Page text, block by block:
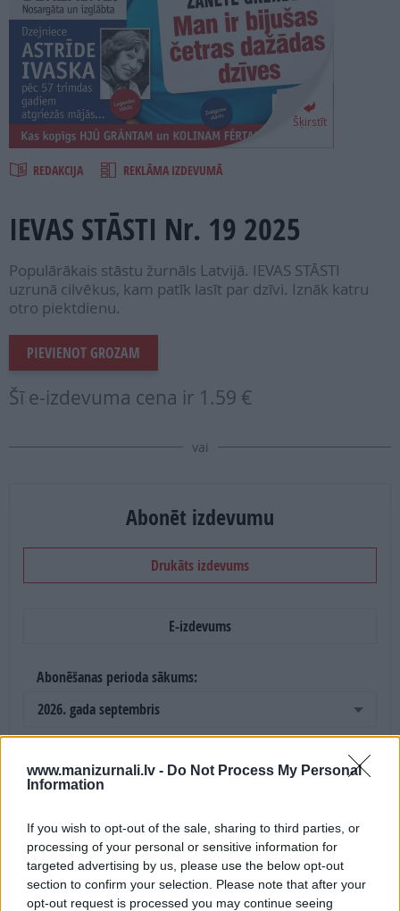
www.manizurnali.lv - Do Not Process My Personal
Information
If you wish to opt-out of the sale, sharing to third parties, or
processing of your personal or sensitive information for
targeted advertising by us, please use the below opt-out
section to confirm your selection. Please note that after your
opt-out request is processed you may continue seeing
SEARCH
Šķirstīt
REDAKCIJA REKLĀMA IZDEVUMĀ
IEVAS STĀSTI Nr. 19 2025
Populārākais stāstu žurnāls Latvijā. IEVAS STĀSTI
uzrunā cilvēkus, kam patīk lasīt par dzīvi. Iznāk katru
otro piektdienu.
PIEVIENOT GROZAM
Šī e-izdevuma cena ir 1.59 €
vai
Abonēt izdevumu
Drukāts izdevums
E-izdevums
Abonēšanas perioda sākums:
2026. gada septembris
Mēnešu skaits:
4 mēneši /20.00 Eur
8 izdevumi / 2.50 Eur par izdevumu *
*Visas cenas portālā ManiZurnali.lv norādītas € ar PVN.
Žurnālu izdevumu skaits var atšķirties, kā to nosaka Lietošanas
noteikumi